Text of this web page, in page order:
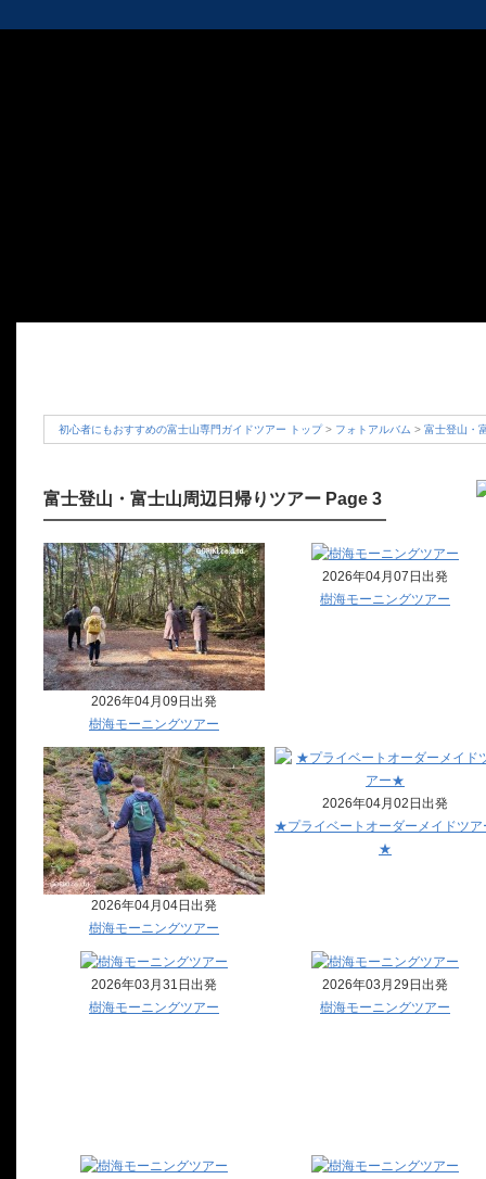
初心者にもおすすめの富士山専門ガイドツアー トップ> フォトアルバム > 富士登山・
富士登山・富士山周辺日帰りツアー Page 3
2026年04月09日出発
樹海モーニングツアー
2026年04月07日出発
樹海モーニングツアー
2026年04月04日出発
樹海モーニングツアー
2026年04月02日出発
★プライベートオーダーメイドツア
★
2026年03月31日出発
樹海モーニングツアー
2026年03月29日出発
樹海モーニングツアー